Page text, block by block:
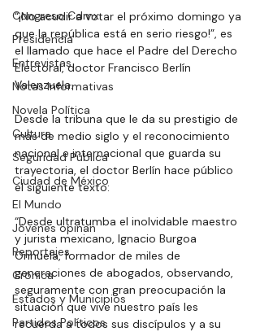
Congreso Cdmx
Presidencia
Entrevistas
Notas Informativas
Novela Política
Cultura
Seguridad Pública
Ciudad de México
El Mundo
Jóvenes opinan
Reportajes
Crónica
Estados y Municipios
Partidos Políticos
“¡No acudir a votar el próximo domingo ya
que la república está en serio riesgo!”, es
el llamado que hace el Padre del Derecho
Electoral, doctor Francisco Berlín
Valenzuela.
Desde la tribuna que le da su prestigio de
más de medio siglo y el reconocimiento
nacional e internacional que guarda su
trayectoria, el doctor Berlín hace público
el siguiente texto:
“Desde ultratumba el inolvidable maestro
y jurista mexicano, Ignacio Burgoa
Orihuela, formador de miles de
generaciones de abogados, observando,
seguramente con gran preocupación la
situación que vive nuestro país les
recuerda a todos sus discípulos y a su